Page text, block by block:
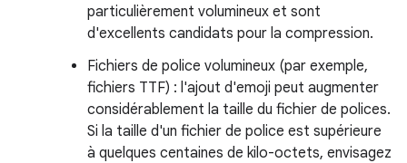
particulièrement volumineux et sont
d'excellents candidats pour la compression.
Fichiers de police volumineux (par exemple,
fichiers TTF) : l'ajout d'emoji peut augmenter
considérablement la taille du fichier de polices.
Si la taille d'un fichier de police est supérieure
à quelques centaines de kilo-octets, envisagez